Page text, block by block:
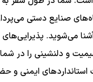
صنایع دستی
می‌شوید.
و دلنشینی را در شما
ایمنی و